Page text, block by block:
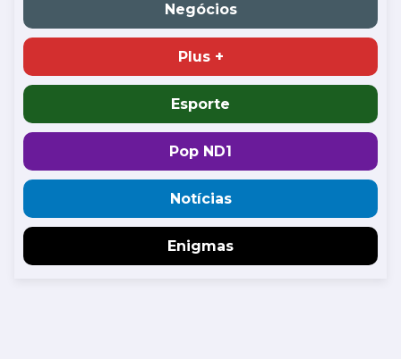
Negócios
Plus +
Esporte
Pop ND1
Notícias
Enigmas